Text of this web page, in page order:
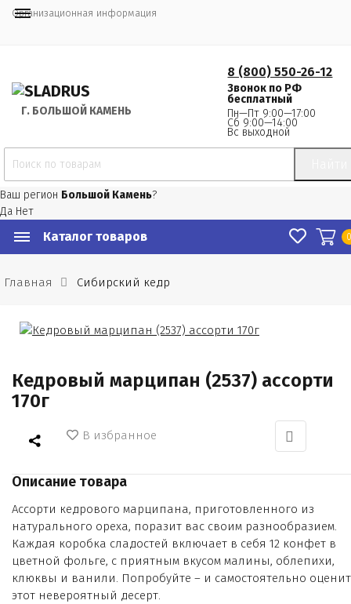
Организационная информация
Г. БОЛЬШОЙ КАМЕНЬ
8 (800) 550-26-12
Звонок по РФ
бесплатный
Пн—Пт 9:00—17:00
Сб 9:00—14:00
Вс выходной
Ваш регион Большой Камень?
Да Нет
Каталог товаров
Главная Сибирский кедр
Кедровый марципан (2537) ассорти
170г
В избранное
Описание товара
Ассорти кедрового марципана, приготовленного из
натурального ореха, поразит вас своим разнообразием.
Каждая коробка сладостей включает в себя 12 конфет в
цветной фольге, с приятным вкусом малины, облепихи,
клюквы и ванили. Попробуйте – и самостоятельно
этот невероятный десерт.